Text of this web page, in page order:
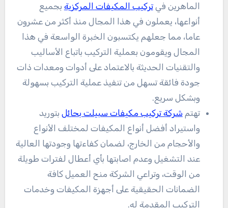
الماهرين فيتركيب المكيفات المركزية بجميع
أنواعها، يعملون في هذا المجال منذ أكثر من عشرون
عاما، مما جعلهم يكتسبون الخبرة الواسعة في هذا
المجال ويقومون بعملية التركيب باتباع الأساليب
والتقنيات الحديثة بالاعتماد على أدوات ومعدات ذات
جودة فائقة تسهل من تنفيذ عملية التركيب بسهولة
وبشكل سريع.
تهتم شركة تركيب مكيفات سبيلت بحائل بتوريد
واستيراد أفضل أنواع المكيفات لمختلف الأنواع
والأحجام من الخارج، لضمان كفاءتها وجودتها العالية
عند التشغيل وعدم اصابتها بأي أعطال لفترات طويلة
من الوقت، وتراعي الشركة منح العميل كافة
الضمانات الحقيقية على أجهزة المكيفات وخدمات
التركيب المقدمة له.